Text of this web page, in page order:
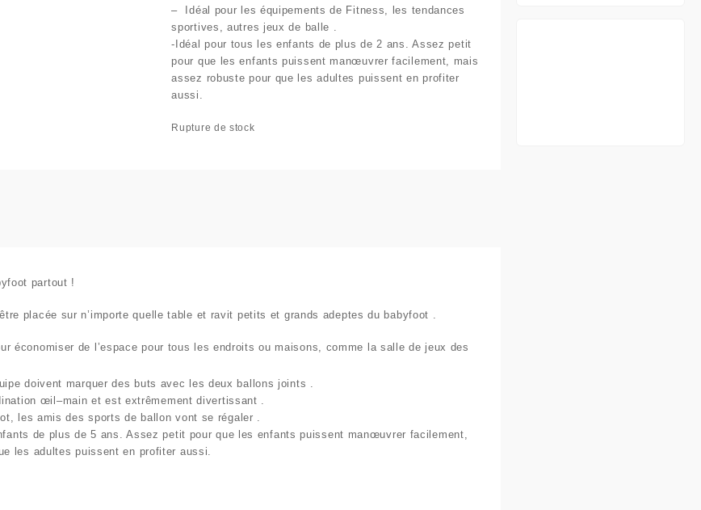
– Idéal pour les équipements de Fitness, les tendances
sportives, autres jeux de balle .
-Idéal pour tous les enfants de plus de 2 ans. Assez petit
pour que les enfants puissent manœuvrer facilement, mais
assez robuste pour que les adultes puissent en profiter
aussi.
Rupture de stock
partout !
placée sur n’importe quelle table et ravit petits et grands adeptes du babyfoot .
économiser de l’espace pour tous les endroits ou maisons, comme la salle de jeux des
doivent marquer des buts avec les deux ballons joints .
œil –main et est extrêmement divertissant .
les amis des sports de ballon vont se régaler .
de plus de 5 ans. Assez petit pour que les enfants puissent manœuvrer facilement,
les adultes puissent en profiter aussi.